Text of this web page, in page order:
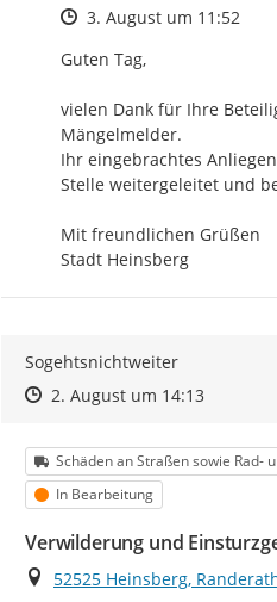
Zeitpunkt des Erstellens
3. August um 11:52
Guten Tag,
vielen Dank für Ihre
Mängelmelder.
Ihr eingebrachtes
Stelle weitergeleitet und
Mit freundlichen Grüßen
Stadt Heinsberg
Sogehtsnichtweiter
Zeitpunkt des Erstellens
Zeitpunkt des Erstellens
2. August um 14:13Zur
Kategorie
Schäden an Straßen sowie Rad-
Status
In Bearbeitung
Verwilderung und
Ort
52525 Heinsberg,